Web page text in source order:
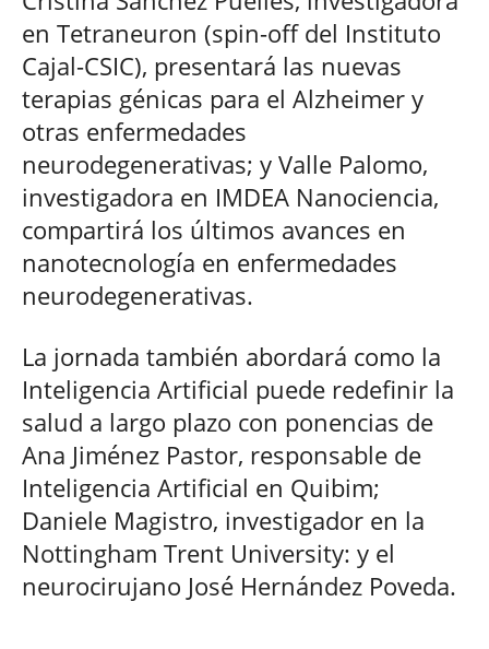
en Tetraneuron (spin-off del Instituto
Cajal-CSIC), presentará las nuevas
terapias génicas para el Alzheimer y
otras enfermedades
neurodegenerativas; y Valle Palomo,
investigadora en IMDEA Nanociencia,
compartirá los últimos avances en
nanotecnología en enfermedades
neurodegenerativas.
La jornada también abordará como la
Inteligencia Artificial puede redefinir la
salud a largo plazo con ponencias de
Ana Jiménez Pastor, responsable de
Inteligencia Artificial en Quibim;
Daniele Magistro, investigador en la
Nottingham Trent University: y el
neurocirujano José Hernández Poveda.